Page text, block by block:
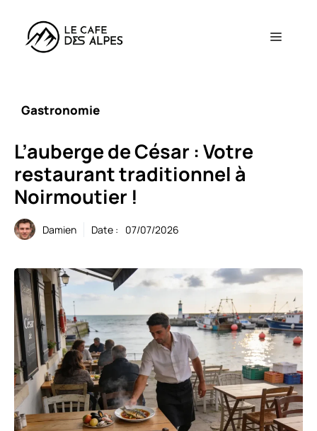
contenu
Menu
Gastronomie
L’auberge de César : Votre
restaurant traditionnel à
Noirmoutier !
Damien Date : 07/07/2026